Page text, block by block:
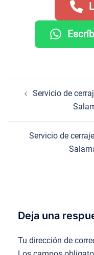
Servicio de
Servicio de
Deja una
Tu dirección de